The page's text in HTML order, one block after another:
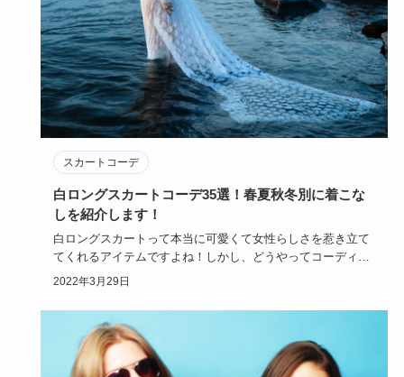
スカートコーデ
白ロングスカートコーデ35選！春夏秋冬別に着こな
しを紹介します！
白ロングスカートって本当に可愛くて女性らしさを惹き立て
てくれるアイテムですよね！しかし、どうやってコーディネ
ートしたら可愛…
2022年3月29日